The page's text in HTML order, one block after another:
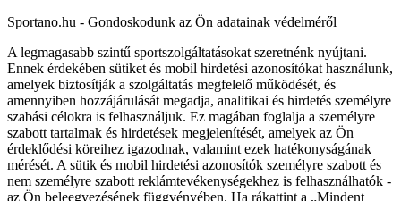
Sportano.hu - Gondoskodunk az Ön adatainak védelméről
A legmagasabb szintű sportszolgáltatásokat szeretnénk nyújtani.
Ennek érdekében sütiket és mobil hirdetési azonosítókat használunk,
amelyek biztosítják a szolgáltatás megfelelő működését, és
amennyiben hozzájárulását megadja, analitikai és hirdetés személyre
szabási célokra is felhasználjuk. Ez magában foglalja a személyre
szabott tartalmak és hirdetések megjelenítését, amelyek az Ön
érdeklődési köreihez igazodnak, valamint ezek hatékonyságának
mérését. A sütik és mobil hirdetési azonosítók személyre szabott és
nem személyre szabott reklámtevékenységekhez is felhasználhatók -
az Ön beleegyezésének függvényében. Ha rákattint a „Mindent